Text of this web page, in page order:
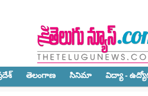
తెలంగాణ‌ సినిమా విద్యా -